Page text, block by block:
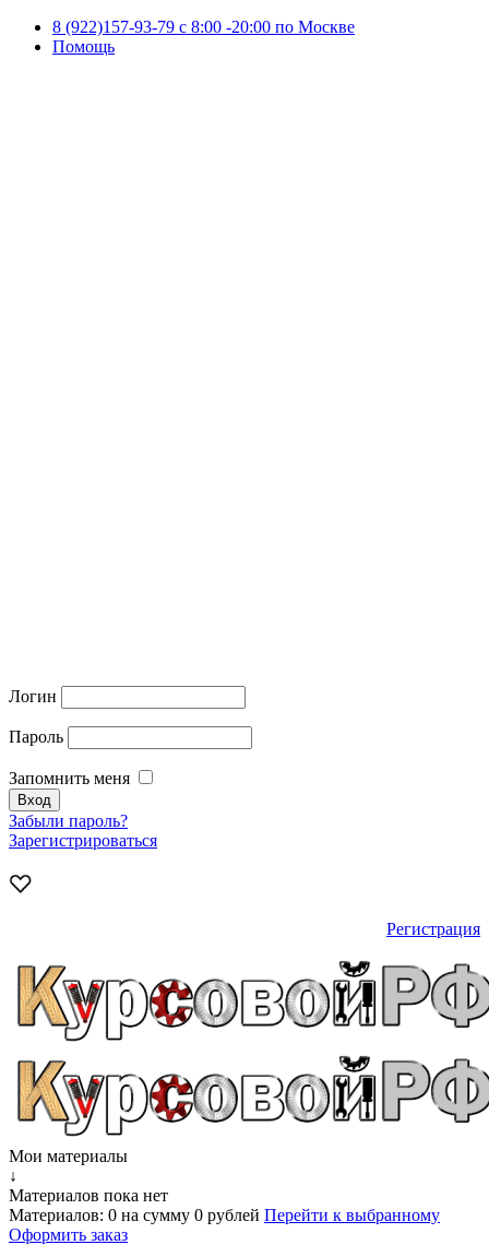
8 (922)157-93-79 c 8:00 -20:00 по Москве
Помощь
Логин
Пароль
Запомнить меня
Забыли пароль?
Зарегистрироваться
Регистрация
Мои материалы
↓
Материалов пока нет
Материалов: 0 на сумму 0 рублей Перейти к выбранному
Оформить заказ